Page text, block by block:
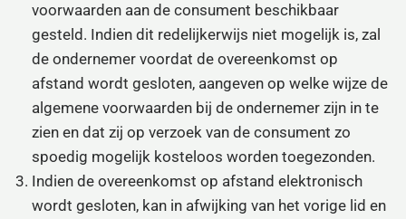
voorwaarden aan de consument beschikbaar
gesteld. Indien dit redelijkerwijs niet mogelijk is, zal
de ondernemer voordat de overeenkomst op
afstand wordt gesloten, aangeven op welke wijze de
algemene voorwaarden bij de ondernemer zijn in te
zien en dat zij op verzoek van de consument zo
spoedig mogelijk kosteloos worden toegezonden.
Indien de overeenkomst op afstand elektronisch
wordt gesloten, kan in afwijking van het vorige lid en